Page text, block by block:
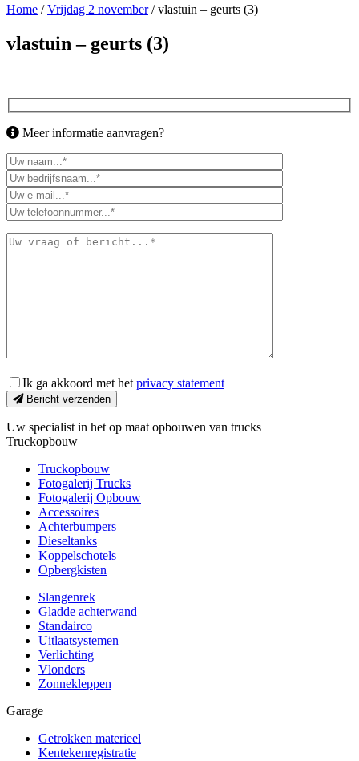
Home /Vrijdag 2 november/vlastuin – geurts (3)
vlastuin – geurts (3)
Meer informatie aanvragen?
Ik ga akkoord met hetprivacy statement
Bericht verzenden
Uw specialist in het op maat opbouwen van trucks
Truckopbouw
Truckopbouw
Fotogalerij Trucks
Fotogalerij Opbouw
Accessoires
Achterbumpers
Dieseltanks
Koppelschotels
Opbergkisten
Slangenrek
Gladde achterwand
Standairco
Uitlaatsystemen
Verlichting
Vlonders
Zonnekleppen
Garage
Getrokken materieel
Kentekenregistratie